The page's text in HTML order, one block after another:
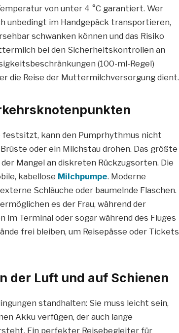
von unter 4 °C garantiert. Wer
unbedingt im Handgepäck transportieren,
schwanken können und das Risiko
bei den Sicherheitskontrollen an
(100-ml-Regel)
die Reise der Muttermilchversorgung dient.
festsitzt, kann den Pumprhythmus nicht
oder ein Milchstau drohen. Das größte
Mangel an diskreten Rückzugsorten. Die
kabellose Milchpumpe. Moderne
Schläuche oder baumelnde Flaschen.
es der Frau, während der
Terminal oder sogar während des Fluges
frei bleiben, um Reisepässe oder Tickets
der Luft und auf Schienen
standhalten: Sie muss leicht sein,
Akku verfügen, der auch lange
Ein perfekter Reisebegleiter für